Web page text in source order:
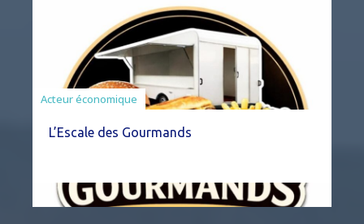
Acteur économique
L’Escale des Gourmands